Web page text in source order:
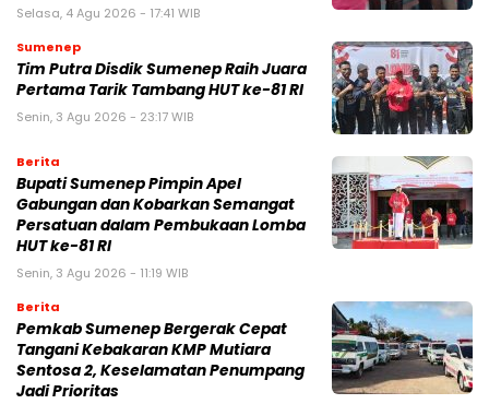
Selasa, 4 Agu 2026 - 17:41 WIB
Sumenep
Tim Putra Disdik Sumenep Raih Juara
Pertama Tarik Tambang HUT ke-81 RI
Senin, 3 Agu 2026 - 23:17 WIB
Berita
Bupati Sumenep Pimpin Apel
Gabungan dan Kobarkan Semangat
Persatuan dalam Pembukaan Lomba
HUT ke-81 RI
Senin, 3 Agu 2026 - 11:19 WIB
Berita
Pemkab Sumenep Bergerak Cepat
Tangani Kebakaran KMP Mutiara
Sentosa 2, Keselamatan Penumpang
Jadi Prioritas